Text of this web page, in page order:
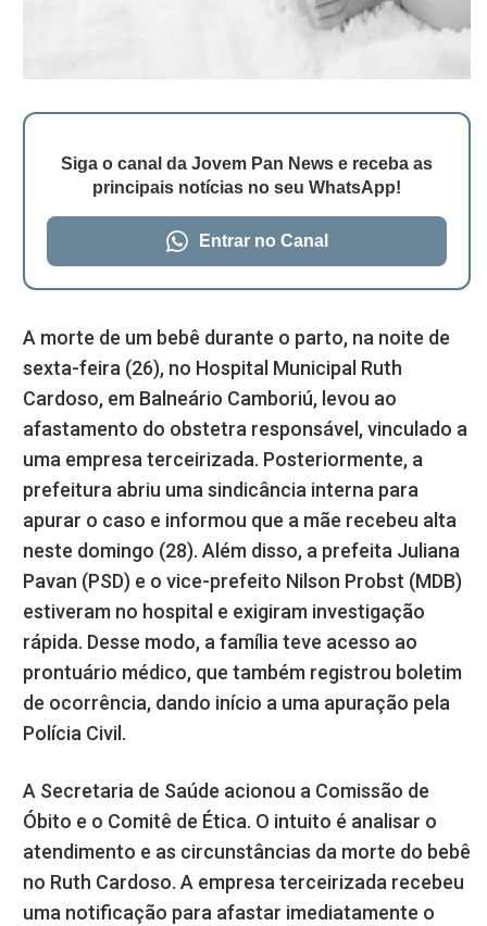
Siga o canal da Jovem Pan News e receba as
principais notícias no seu WhatsApp!
Entrar no Canal
A morte de um bebê durante o parto, na noite de
sexta-feira (26), no Hospital Municipal Ruth
Cardoso, em Balneário Camboriú, levou ao
afastamento do obstetra responsável, vinculado a
uma empresa terceirizada. Posteriormente, a
prefeitura abriu uma sindicância interna para
apurar o caso e informou que a mãe recebeu alta
neste domingo (28). Além disso, a prefeita Juliana
Pavan (PSD) e o vice-prefeito Nilson Probst (MDB)
estiveram no hospital e exigiram investigação
rápida. Desse modo, a família teve acesso ao
prontuário médico, que também registrou boletim
de ocorrência, dando início a uma apuração pela
Polícia Civil.
A Secretaria de Saúde acionou a Comissão de
Óbito e o Comitê de Ética. O intuito é analisar o
atendimento e as circunstâncias da morte do bebê
no Ruth Cardoso. A empresa terceirizada recebeu
uma notificação para afastar imediatamente o